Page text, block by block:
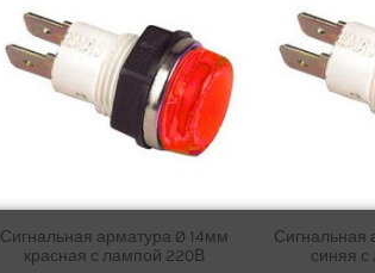
Сигнальная арматура Ø 14мм
красная с лампой 220В
Сигнальная
синяя